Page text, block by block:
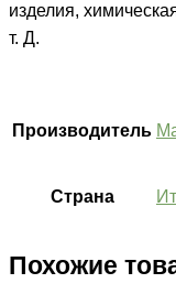
изделия,
т. Д.
Производитель
Страна
Похожие